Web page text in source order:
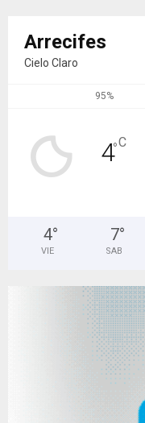
Arrecifes
Cielo Claro
95%
4°C
4°
VIE
7°
SAB